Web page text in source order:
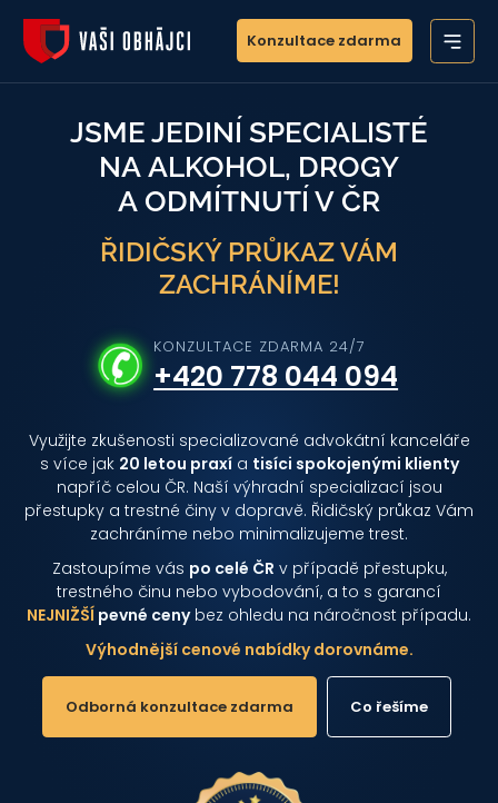
Konzultace zdarma
JSME JEDINÍ SPECIALISTÉ
NA ALKOHOL, DROGY
A ODMÍTNUTÍ V ČR
ŘIDIČSKÝ PRŮKAZ VÁM
ZACHRÁNÍME!
KONZULTACE ZDARMA 24/7
+420 778 044 094
Využijte zkušenosti specializované advokátní kanceláře
s více jak 20 letou praxía tisíci spokojenými klienty
napříč celou ČR. Naší výhradní specializací jsou
přestupky a trestné činy v dopravě. Řidičský průkaz Vám
zachráníme nebo minimalizujeme trest.
Zastoupíme vás po celé ČR v případě přestupku,
trestného činu nebo vybodování, a to s garancí
NEJNIŽŠÍ pevné cenybez ohledu na náročnost případu.
Výhodnější cenové nabídky dorovnáme.
Odborná konzultace zdarma Co řešíme